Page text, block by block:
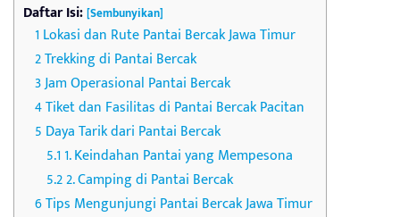
Daftar Isi:[Sembunyikan]
Lokasi dan Rute Pantai Bercak Jawa Timur
Trekking di Pantai Bercak
Jam Operasional Pantai Bercak
Tiket dan Fasilitas di Pantai Bercak Pacitan
Daya Tarik dari Pantai Bercak
1. Keindahan Pantai yang Mempesona
2. Camping di Pantai Bercak
Tips Mengunjungi Pantai Bercak Jawa Timur